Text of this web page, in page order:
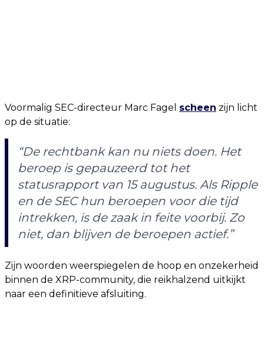
Voormalig SEC-directeur Marc Fagel scheen zijn licht
op de situatie:
“De rechtbank kan nu niets doen. Het
beroep is gepauzeerd tot het
statusrapport van 15 augustus. Als Ripple
en de SEC hun beroepen voor die tijd
intrekken, is de zaak in feite voorbij. Zo
niet, dan blijven de beroepen actief.”
Zijn woorden weerspiegelen de hoop en onzekerheid
binnen de XRP-community, die reikhalzend uitkijkt
naar een definitieve afsluiting.